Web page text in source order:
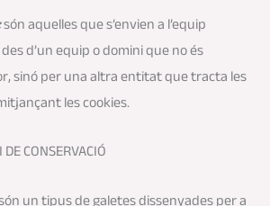
són aquelles que s’envien a l’equip
d’un equip o domini que no és
sinó per una altra entitat que tracta les
les cookies.
CONSERVACIÓ
un tipus de galetes dissenyades per a